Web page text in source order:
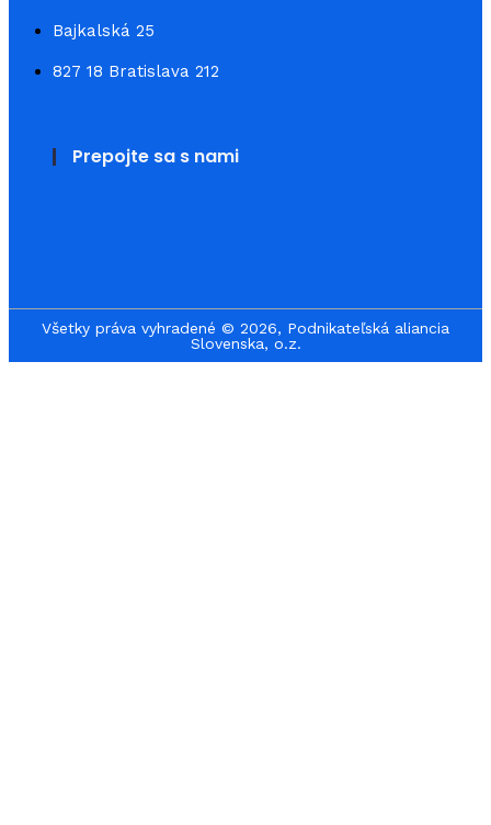
Bajkalská 25
827 18 Bratislava 212
Prepojte sa s nami
Všetky práva vyhradené © 2026, Podnikateľská aliancia
Slovenska, o.z.